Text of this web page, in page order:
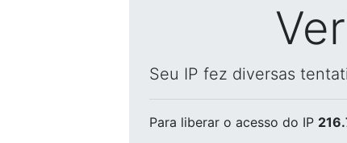
Seu IP fez diversas
Para liberar o acesso do IP